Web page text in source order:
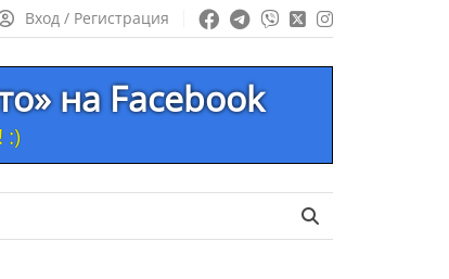
Вход / Регистрация
на Facebook
:)